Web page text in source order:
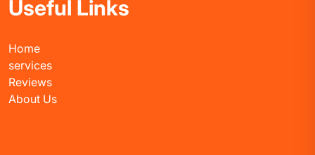
Useful Links
Home
services
Reviews
About Us